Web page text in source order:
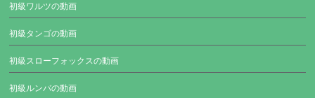
初級ワルツの動画
初級タンゴの動画
初級スローフォックスの動画
初級ルンバの動画